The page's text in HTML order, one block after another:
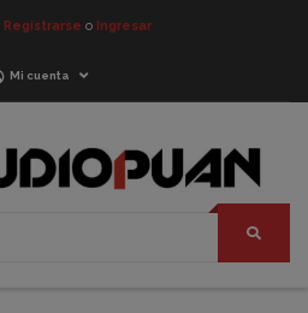
Registrarse o Ingresar
Mi cuenta